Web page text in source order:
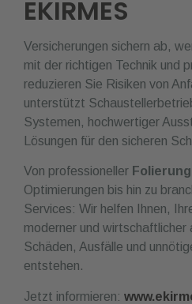
EKIRMES
Versicherungen sichern ab,
mit der richtigen Technik und
reduzieren Sie Risiken von
unterstützt
Systemen, hochwertiger
Lösungen für den sicheren
Von professioneller Folierung
Optimierungen bis hin zu
Services: Wir helfen Ihnen,
moderner und wirtschaftlicher
Schäden, Ausfälle und
entstehen.
Jetzt informieren: